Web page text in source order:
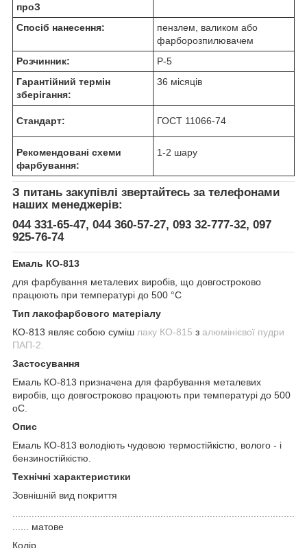
проЗ
Спосіб нанесення:
пензлем, валиком або
фарборозпилювачем
Розчинник:
Р-5
Гарантійний термін
зберігання:
36 місяців
Стандарт: ГОСТ 11066-74
Рекомендовані схеми
фарбування:
1-2 шару
З питань закупівлі звертайтесь за телефонами
наших менеджерів:
044 331-65-47, 044 360-57-27, 093 32-777-32, 097
925-76-74
Емаль КО-813
для фарбування металевих виробів, що довгостроково
працюють при температурі до 500 °С
Тип лакофарбового матеріалу
КО-813 являє собою суміш лаку КО-815 з алюмінієвої пудри
ПАП-2.
Застосування
Емаль КО-813 призначена для фарбування металевих
виробів, що довгостроково працюють при температурі до 500
оС.
Опис
Емаль КО-813 володіють чудовою термостійкістю, волого - і
бензиностійкістю.
Технічні характеристики
Зовнішній вид покриття
...... матове
Колір